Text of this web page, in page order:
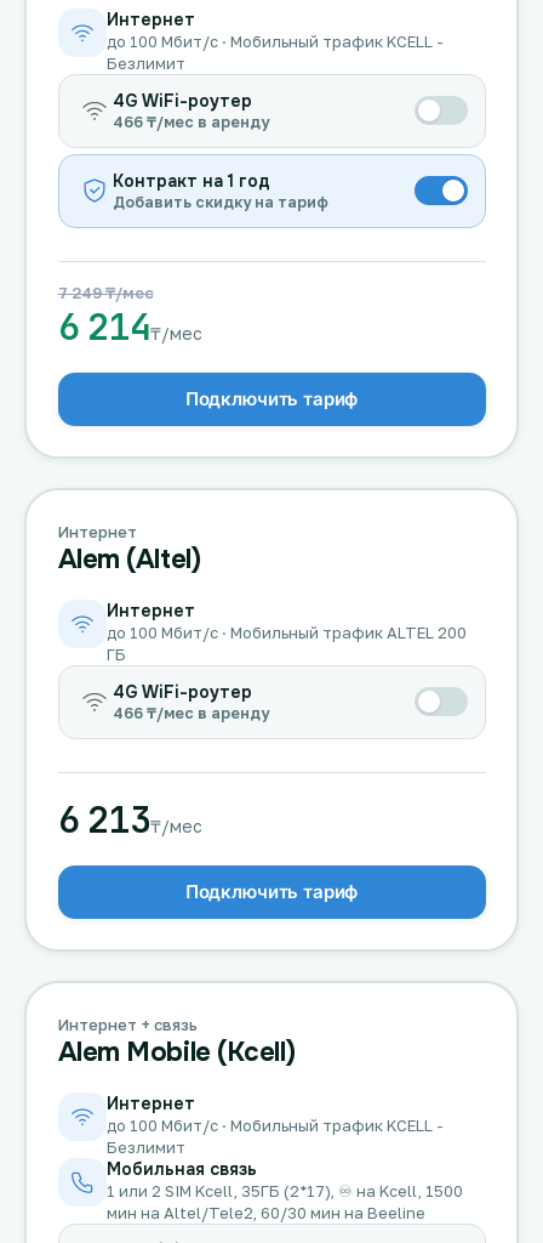
Интернет
до 100 Мбит/с · Мобильный трафик KCELL -
Безлимит
4G WiFi-роутер
466 ₸/мес в аренду
Контракт на 1 год
Добавить скидку на тариф
7 249 ₸/мес
6 214₸/мес
Подключить тариф
Интернет
Alem (Altel)
Интернет
до 100 Мбит/с · Мобильный трафик ALTEL 200
ГБ
4G WiFi-роутер
466 ₸/мес в аренду
6 213₸/мес
Подключить тариф
Интернет + связь
Alem Mobile (Kcell)
Интернет
до 100 Мбит/с · Мобильный трафик KCELL -
Безлимит
Мобильная связь
1 или 2 SIM Kcell, 35ГБ (2*17), ♾️ на Kcell, 1500
мин на Altel/Tele2, 60/30 мин на Beeline